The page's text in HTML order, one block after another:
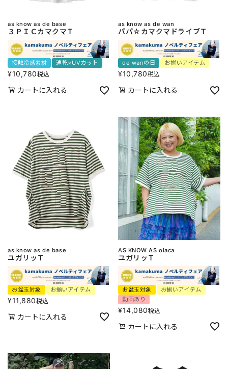
as know as de base
３ＰＩＣカマクマＴ
接触冷感素材 速乾×UVカット
¥10,780税込
カートに入れる
as know as de wan
パパ☆カマクマドライブＴ
de wanの日 お揃いアイテム
¥10,780税込
カートに入れる
as know as de base
ユガリッＴ
お盆玉対象 お揃いアイテム
¥11,880税込
カートに入れる
AS KNOW AS olaca
ユガリッＴ
お盆玉対象
お揃いアイテム
動画あり
¥14,080税込
カートに入れる